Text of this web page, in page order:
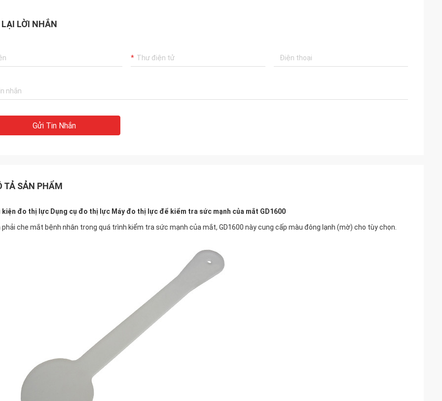
LỜI NHẮN
Gửi Tin Nhắn
TẢ SẢN PHẨM
kiện đo thị lực Dụng cụ đo thị lực Máy đo thị lực để kiểm tra sức mạnh của mắt GD1600
phải che mắt bệnh nhân trong quá trình kiểm tra sức mạnh của mắt, GD1600 này cung cấp màu đông lạnh (mờ) cho tùy chọn.